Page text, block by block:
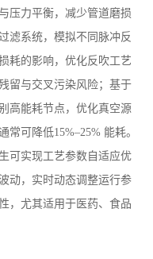
压力平衡，减少管道磨损
滤系统，模拟不同脉冲反
耗的影响，优化反吹工艺
留与交叉污染风险；基于
高能耗节点，优化真空源
常可降低15%–25% 能耗。
可实现工艺参数自适应优
动，实时动态调整运行参
，尤其适用于医药、食品